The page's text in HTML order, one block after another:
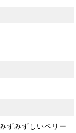
ずみずしいベリー